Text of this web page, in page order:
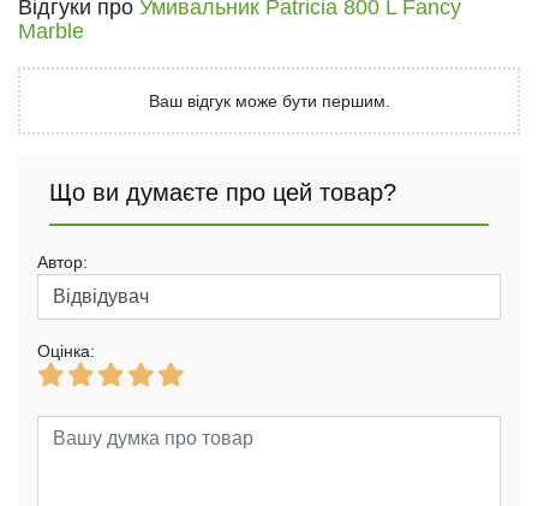
Відгуки про Умивальник Patricia 800 L Fancy
Marble
Ваш відгук може бути першим.
Що ви думаєте про цей товар?
Автор:
Оцінка: